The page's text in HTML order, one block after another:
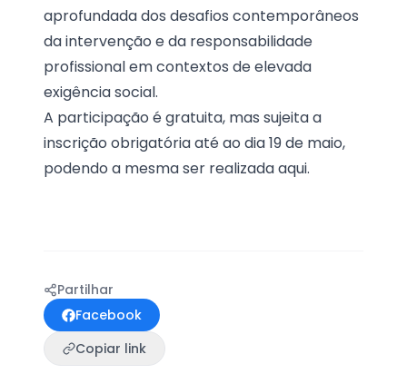
aprofundada dos desafios contemporâneos
da intervenção e da responsabilidade
profissional em contextos de elevada
exigência social.
A participação é gratuita, mas sujeita a
inscrição obrigatória até ao dia 19 de maio,
podendo a mesma ser realizadaaqui.
Partilhar
Facebook
Copiar link